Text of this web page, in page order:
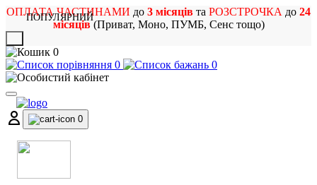
ОПЛАТА ЧАСТИНАМИ до 3 місяців та РОЗСТРОЧКА до 24
місяців(Приват, Моно, ПУМБ, Сенс тощо)
0
0
0
0
ПОПУЛЯРНИЙ